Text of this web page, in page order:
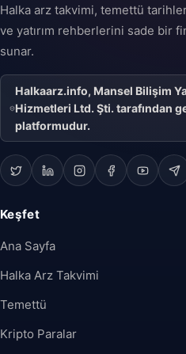
Halka arz takvimi, temettü
ve yatırım rehberlerini sade bir
sunar.
Halkaarz.info, Mansel Bilişim
Hizmetleri Ltd. Şti. tarafından
platformudur.
Keşfet
Ana Sayfa
Halka Arz Takvimi
Temettü
Kripto Paralar